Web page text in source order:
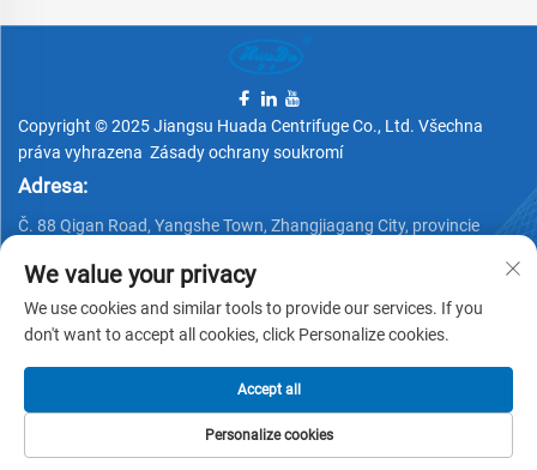
Copyright © 2025 Jiangsu Huada Centrifuge Co., Ltd. Všechna
práva vyhrazena Zásady ochrany soukromí
Adresa:
Č. 88 Qigan Road, Yangshe Town, Zhangjiagang City, provincie
Telefon:
+86 15162337620
E-mail:
[email protected]
We value your privacy
We use cookies and similar tools to provide our services. If you
don't want to accept all cookies, click Personalize cookies.
Personalize cookies
Accept all